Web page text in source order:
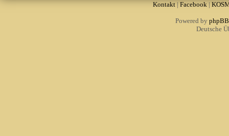
Kontakt| Facebook|
Powered by phpBB
Deutsche